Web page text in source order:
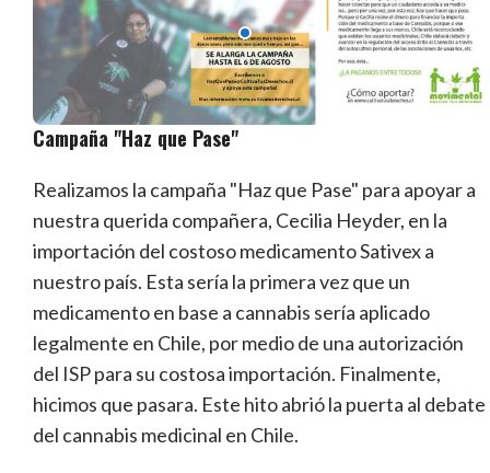
Campaña "Haz que Pase"
Realizamos la campaña "Haz que Pase" para apoyar a
nuestra querida compañera, Cecilia Heyder, en la
importación del costoso medicamento Sativex a
nuestro país. Esta sería la primera vez que un
medicamento en base a cannabis sería aplicado
legalmente en Chile, por medio de una autorización
del ISP para su costosa importación. Finalmente,
hicimos que pasara. Este hito abrió la puerta al debate
del cannabis medicinal en Chile.